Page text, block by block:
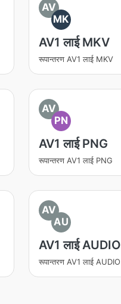
AV
MK
AV1 लाई MKV
रूपान्तरण AV1 लाई MKV
AV
PN
AV1 लाई PNG
रूपान्तरण AV1 लाई PNG
AV
AU
AV1 लाई AUDIO
रूपान्तरण AV1 लाई AUDIO